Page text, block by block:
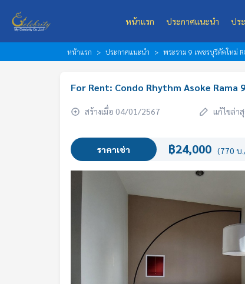
หน้าแรก ประกาศแนะนำ ปร
หน้าแรก ประกาศแนะนำ พระราม 9 เพชรบุรีตัดใหม่
For Rent: Condo Rhythm Asoke
สร้างเมื่อ 04/01/2567 แก้ไขล่า
ราคาเช่า ฿24,000 (770 บ